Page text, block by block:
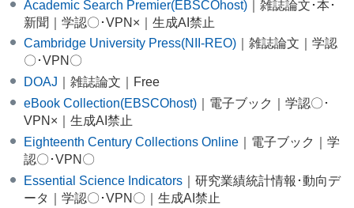
Academic Search Premier(EBSCOhost) ｜雑誌論文･本･
新聞｜学認〇･VPN×｜生成AI禁止
Cambridge University Press(NII-REO) ｜雑誌論文｜学認
〇･VPN〇
DOAJ ｜雑誌論文｜Free
eBook Collection(EBSCOhost) ｜電子ブック｜学認〇･
VPN×｜生成AI禁止
Eighteenth Century Collections Online ｜電子ブック｜学
認〇･VPN〇
Essential Science Indicators ｜研究業績統計情報･動向デ
ータ｜学認〇･VPN〇｜生成AI禁止